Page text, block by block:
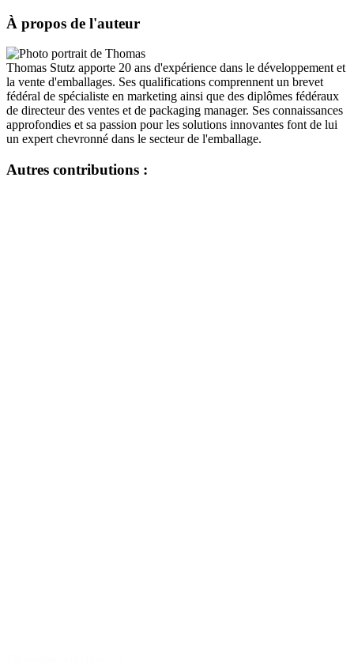
Bouteilles de vin et de champagne
(83)
À propos de l'auteur
Thomas Stutz apporte 20 ans d'expérience dans le développement et
la vente d'emballages. Ses qualifications comprennent un brevet
fédéral de spécialiste en marketing ainsi que des diplômes fédéraux
de directeur des ventes et de packaging manager. Ses connaissances
approfondies et sa passion pour les solutions innovantes font de lui
un expert chevronné dans le secteur de l'emballage.
Autres contributions :